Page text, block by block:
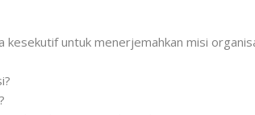
untuk menerjemahkan misi